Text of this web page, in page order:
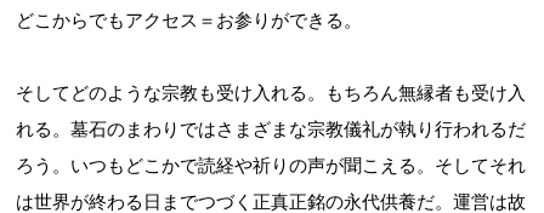
どこからでもアクセス＝お参りができる。
そしてどのような宗教も受け入れる。もちろん無縁者も受け入
れる。墓石のまわりではさまざまな宗教儀礼が執り行われるだ
ろう。いつもどこかで読経や祈りの声が聞こえる。そしてそれ
は世界が終わる日までつづく正真正銘の永代供養だ。運営は故